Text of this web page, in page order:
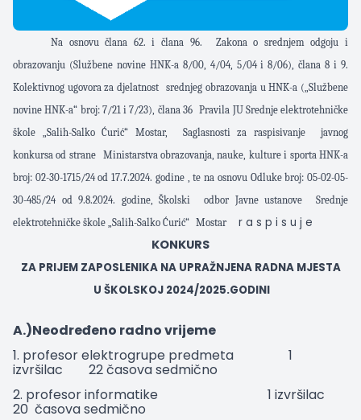
Na osnovu člana 62. i člana 96.
Zakona o srednjem odgoju i
obrazovanju (Službene novine HNK-a 8/00, 4/04, 5/04 i 8/06), člana 8 i 9.
Kolektivnog ugovora za djelatnost
srednjeg obrazovanja u HNK-a („Službene
novine HNK-a“ broj: 7/21 i 7/23), člana 36 Pravila JU Srednje elektrotehničke
škole „Salih-Salko Ćurić“ Mostar,
Saglasnosti za raspisivanje
javnog
konkursa od strane
Ministarstva obrazovanja, nauke, kulture i sporta HNK-a
broj: 02-30-1715/24 od 17.7.2024. godine , te na osnovu Odluke broj: 05-02-05-
30-485/24 od 9.8.2024. godine, Školski
odbor Javne ustanove
Srednje
elektrotehničke škole „Salih-Salko Ćurić“ Mostar r a s p i s u j e
KONKURS
ZA PRIJEM ZAPOSLENIKA NA UPRAŽNJENA RADNA MJESTA
U ŠKOLSKOJ 2024/2025.GODINI
A.)Neodređeno radno vrijeme
1. profesor elektrogrupe predmeta
1
izvršilac
22 časova sedmično
2. profesor informatike
1 izvršilac
20 časova sedmično